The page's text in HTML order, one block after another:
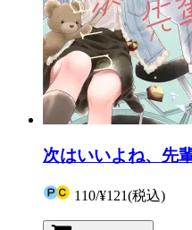
次はいいよね、先
110/¥121(税込)